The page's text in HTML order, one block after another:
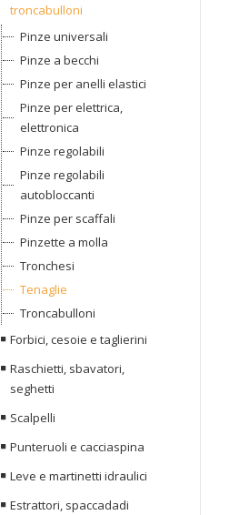
troncabulloni
Pinze universali
Pinze a becchi
Pinze per anelli elastici
Pinze per elettrica,
elettronica
Pinze regolabili
Pinze regolabili
autobloccanti
Pinze per scaffali
Pinzette a molla
Tronchesi
Tenaglie
Troncabulloni
Forbici, cesoie e taglierini
Raschietti, sbavatori,
seghetti
Scalpelli
Punteruoli e cacciaspina
Leve e martinetti idraulici
Estrattori, spaccadadi